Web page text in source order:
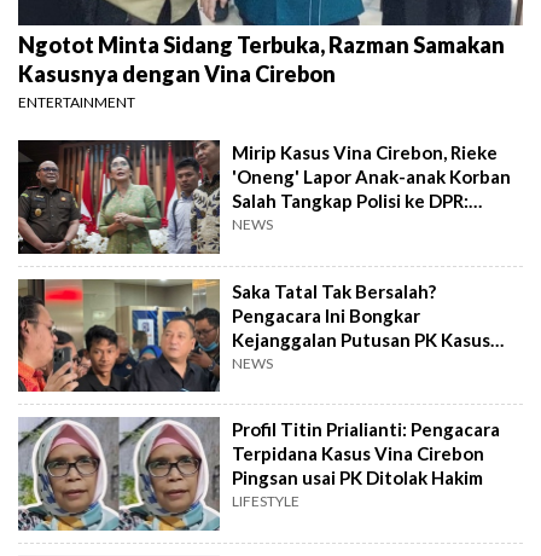
Ngotot Minta Sidang Terbuka, Razman Samakan
Kasusnya dengan Vina Cirebon
ENTERTAINMENT
Mirip Kasus Vina Cirebon, Rieke
'Oneng' Lapor Anak-anak Korban
Salah Tangkap Polisi ke DPR:
Indikasi Kuat!
NEWS
Saka Tatal Tak Bersalah?
Pengacara Ini Bongkar
Kejanggalan Putusan PK Kasus
Vina Cirebon
NEWS
Profil Titin Prialianti: Pengacara
Terpidana Kasus Vina Cirebon
Pingsan usai PK Ditolak Hakim
LIFESTYLE